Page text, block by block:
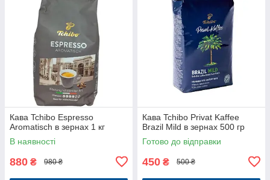
Кава Tchibo Espresso
Aromatisch в зернах 1 кг
В наявності
880 ₴ 980 ₴
Кава Tchibo Privat Kaffee
Brazil Mild в зернах 500 гр
Готово до відправки
450 ₴ 500 ₴